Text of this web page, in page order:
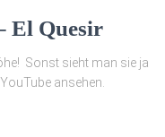
El Quesir
Sonst sieht man sie ja
ansehen.